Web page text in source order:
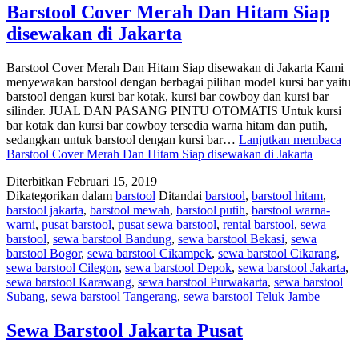
Barstool Cover Merah Dan Hitam Siap
disewakan di Jakarta
Barstool Cover Merah Dan Hitam Siap disewakan di Jakarta Kami
menyewakan barstool dengan berbagai pilihan model kursi bar yaitu
barstool dengan kursi bar kotak, kursi bar cowboy dan kursi bar
silinder. JUAL DAN PASANG PINTU OTOMATIS Untuk kursi
bar kotak dan kursi bar cowboy tersedia warna hitam dan putih,
sedangkan untuk barstool dengan kursi bar… Lanjutkan membaca
Barstool Cover Merah Dan Hitam Siap disewakan di Jakarta
Diterbitkan Februari 15, 2019
Dikategorikan dalam barstool Ditandai barstool, barstool hitam,
barstool jakarta, barstool mewah, barstool putih, barstool warna-
warni, pusat barstool, pusat sewa barstool, rental barstool, sewa
barstool, sewa barstool Bandung, sewa barstool Bekasi, sewa
barstool Bogor, sewa barstool Cikampek, sewa barstool Cikarang,
sewa barstool Cilegon, sewa barstool Depok, sewa barstool Jakarta,
sewa barstool Karawang, sewa barstool Purwakarta, sewa barstool
Subang, sewa barstool Tangerang, sewa barstool Teluk Jambe
Sewa Barstool Jakarta Pusat